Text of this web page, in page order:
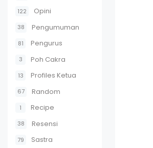
122 Opini
38 Pengumuman
81 Pengurus
3 Poh Cakra
13 Profiles Ketua
67 Random
1 Recipe
38 Resensi
79 Sastra